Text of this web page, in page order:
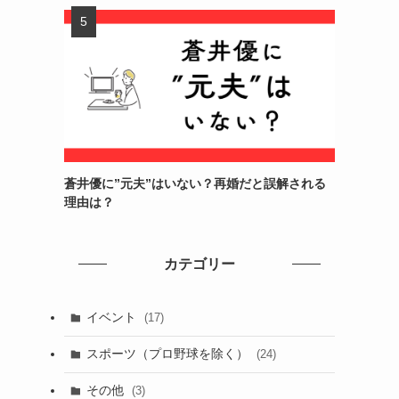
蒼井優に”元夫”はいない？再婚だと誤解される
理由は？
カテゴリー
イベント (17)
スポーツ（プロ野球を除く） (24)
その他 (3)